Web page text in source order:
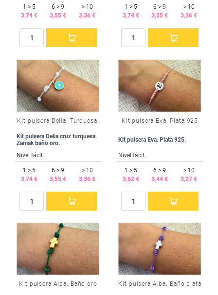
1 > 5
3,74 €
6 > 9
3,55 €
> 10
3,36 €
1 > 5
3,74 €
6 > 9
3,55 €
> 10
3,36 €
Kit pulsera Delia. Turquesa.
Kit pulsera Delia cruz turquesa.
Zamak baño oro.
Nivel fácil.
1 > 5
3,74 €
6 > 9
3,55 €
> 10
3,36 €
Kit pulsera Eva. Plata 925
Kit pulsera Eva. Plata 925.
Nivel fácil.
1 > 5
3,62 €
6 > 9
3,44 €
> 10
3,27 €
Kit pulsera Alba. Baño oro Kit pulsera Alba. Baño plata